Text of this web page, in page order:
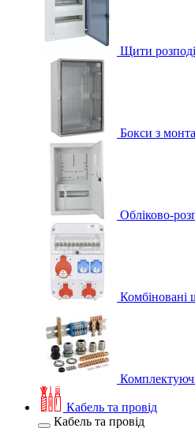
Щити
Бокси з
Обліково-
Комбіновані
Кабель та провід
Кабель та провід